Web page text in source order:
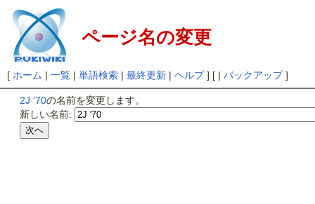
ページ名の変更
[ ホーム | 一覧| 単語検索| 最終更新| ヘルプ] [ | バックアップ]
2J '70の名前を変更します。
新しい名前: